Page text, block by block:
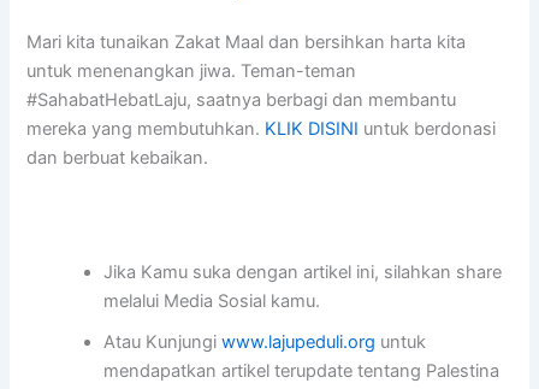
Mari kita tunaikan Zakat Maal dan bersihkan harta kita
untuk menenangkan jiwa. Teman-teman
#SahabatHebatLaju, saatnya berbagi dan membantu
mereka yang membutuhkan. KLIK DISINI untuk berdonasi
dan berbuat kebaikan.
Jika Kamu suka dengan artikel ini, silahkan share
melalui Media Sosial kamu.
Atau Kunjungiwww.lajupeduli.org untuk
mendapatkan artikel terupdate tentang Palestina